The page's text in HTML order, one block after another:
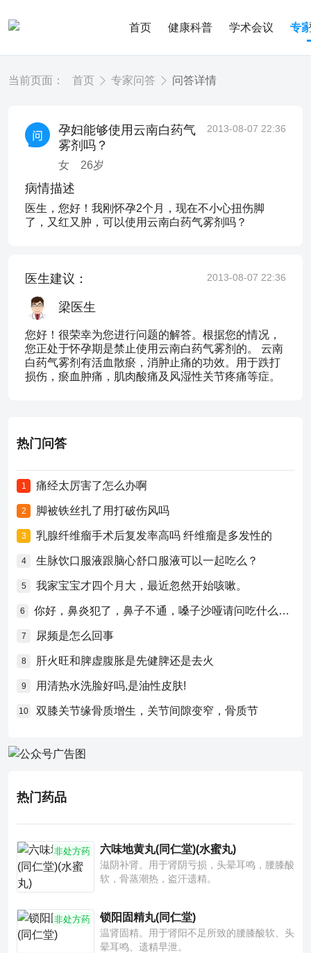
首页 健康科普 学术会议 专
当前页面： 首页 专家问答 问答详情
孕妇能够使用云南白药气
雾剂吗？
女 26岁
2013-08-07 22:36
病情描述
医生，您好！我刚怀孕2个月，现在不小心扭伤脚
了，又红又肿，可以使用云南白药气雾剂吗？
医生建议： 2013-08-07 22:36
梁医生
您好！很荣幸为您进行问题的解答。根据您的情况，
您正处于怀孕期是禁止使用云南白药气雾剂的。 云南
白药气雾剂有活血散瘀，消肿止痛的功效。用于跌打
损伤，瘀血肿痛，肌肉酸痛及风湿性关节疼痛等症。
热门问答
1 痛经太厉害了怎么办啊
2 脚被铁丝扎了用打破伤风吗
3 乳腺纤维瘤手术后复发率高吗 纤维瘤是多发性的
4 生脉饮口服液跟脑心舒口服液可以一起吃么？
5 我家宝宝才四个月大，最近忽然开始咳嗽。
6 你好，鼻炎犯了，鼻子不通，嗓子沙哑请问吃什么药比较好？
7 尿频是怎么回事
8 肝火旺和脾虚腹胀是先健脾还是去火
9 用清热水洗脸好吗,是油性皮肤!
10 双膝关节缘骨质增生，关节间隙变窄，骨质节
热门药品
非处方药 六味地黄丸(同仁堂)(水蜜丸)
滋阴补肾。用于肾阴亏损，头晕耳鸣，腰膝酸
软，骨蒸潮热，盗汗遗精。
非处方药 锁阳固精丸(同仁堂)
温肾固精。用于肾阳不足所致的腰膝酸软、头
晕耳鸣、遗精早泄。